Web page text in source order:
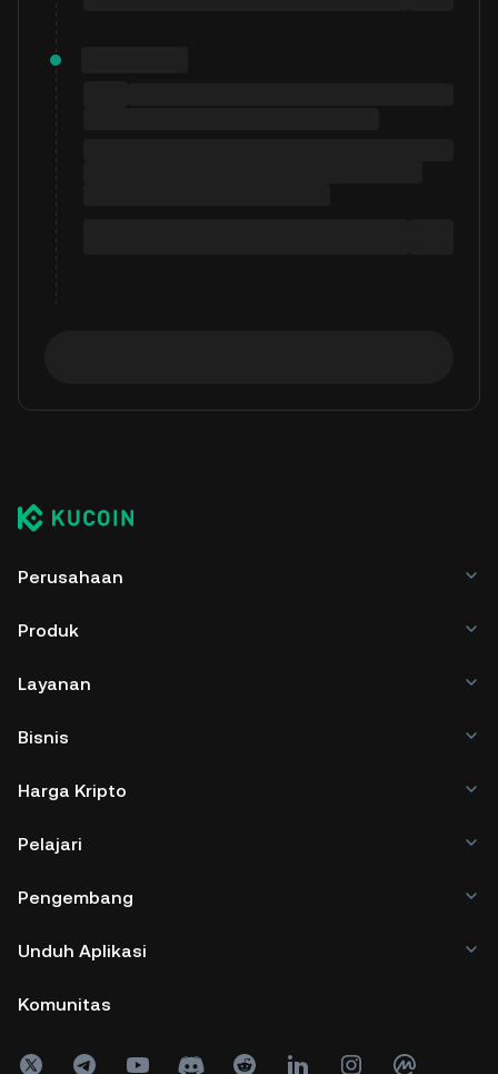
Perusahaan
Produk
Layanan
Bisnis
Harga Kripto
Pelajari
Pengembang
Unduh Aplikasi
Komunitas